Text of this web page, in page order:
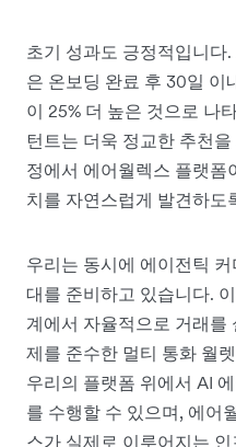
초기 성과도 긍정적입니다
은 온보딩 완료 후 30일 이
이 25% 더 높은 것으로 나
턴트는 더욱 정교한 추천
정에서 에어월렉스 플랫폼
치를 자연스럽게 발견하도
우리는 동시에 에이전틱
대를 준비하고 있습니다.
계에서 자율적으로 거래를
제를 준수한 멀티 통화 월
우리의 플랫폼 위에서 AI
를 수행할 수 있으며, 에어
스가 실제로 이루어지는